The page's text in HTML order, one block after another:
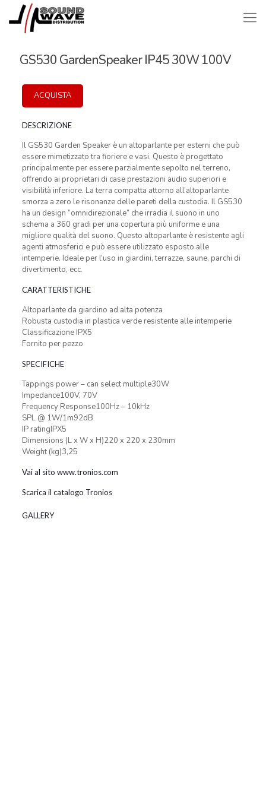
GS530 GardenSpeaker IP45 30W 100V
ACQUISTA
DESCRIZIONE
Il GS530 Garden Speaker è un altoparlante per esterni che può
essere mimetizzato tra fioriere e vasi. Questo è progettato
principalmente per essere parzialmente sepolto nel terreno,
offrendo ai proprietari di case prestazioni audio superiori e
visibilità inferiore. La terra compatta attorno all’altoparlante
smorza a zero le risonanze delle pareti della custodia. Il GS530
ha un design “omnidirezionale” che irradia il suono in uno
schema a 360 gradi per una copertura più uniforme e una
migliore qualità del suono. Questo altoparlante è resistente agli
agenti atmosferici e può essere utilizzato esposto alle
intemperie. Ideale per l’uso in giardini, terrazze, saune, parchi di
divertimento, ecc.
CARATTERISTICHE
Altoparlante da giardino ad alta potenza
Robusta custodia in plastica verde resistente alle intemperie
Classificazione IPX5
Fornito per pezzo
SPECIFICHE
Tappings power – can select multiple30W
Impedance100V, 70V
Frequency Response100Hz – 10kHz
SPL @ 1W/1m92dB
IP ratingIPX5
Dimensions (L x W x H)220 x 220 x 230mm
Weight (kg)3,25
Vai al sito www.tronios.com
Scarica il catalogo Tronios
GALLERY